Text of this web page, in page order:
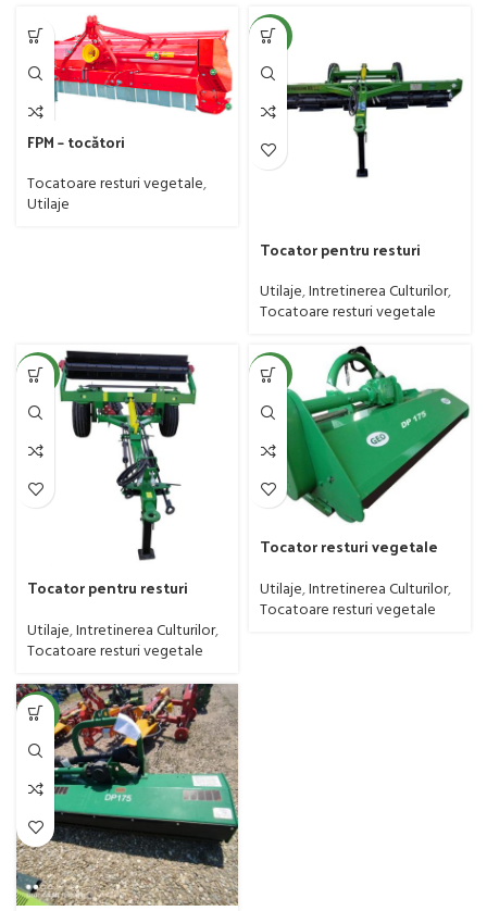
FPM – tocători
Tocatoare resturi vegetale,
Utilaje
NEW
Tocator pentru resturi
model Greuceanu KR3.2,
tractat, minim 40 CP
Utilaje,Intretinerea Culturilor,
Tocatoare resturi vegetale
NEW
Tocator pentru resturi
model Greuceanu KR6.0,
tractat, minim 80 CP
Utilaje,Intretinerea Culturilor,
Tocatoare resturi vegetale
NEW
Tocator resturi vegetale
hidraulica, model DP, cu
cardan, 40-80 CP
Utilaje,Intretinerea Culturilor,
Tocatoare resturi vegetale
NEW